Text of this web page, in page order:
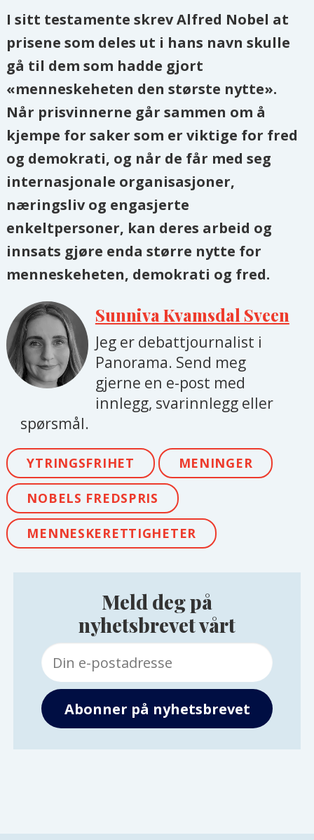
I sitt testamente skrev Alfred Nobel at
prisene som deles ut i hans navn skulle
gå til dem som hadde gjort
«menneskeheten den største nytte».
Når prisvinnerne går sammen om å
kjempe for saker som er viktige for fred
og demokrati, og når de får med seg
internasjonale organisasjoner,
næringsliv og engasjerte
enkeltpersoner, kan deres arbeid og
innsats gjøre enda større nytte for
menneskeheten, demokrati og fred.
Sunniva Kvamsdal Sveen
Jeg er debattjournalist i
Panorama. Send meg
gjerne en e-post med
innlegg, svarinnlegg eller
spørsmål.
YTRINGSFRIHET MENINGER
NOBELS FREDSPRIS
MENNESKERETTIGHETER
Meld deg på
nyhetsbrevet vårt